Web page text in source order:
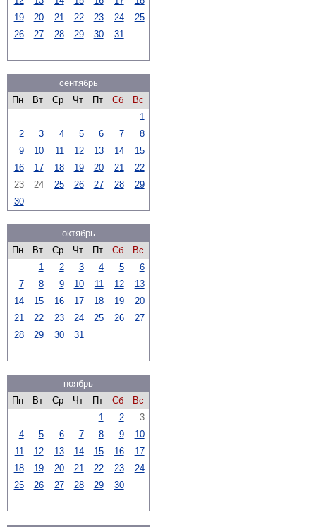
19
20 21 22 23 24
25
26
27 28 29 30 31
сентябрь
Пн
Вт Ср Чт Пт Сб
Вс
1
2
3 4 5 6 7
8
9
10 11 12 13 14
15
16
17 18 19 20 21
22
23
24 25 26 27 28
29
30
октябрь
Пн
Вт Ср Чт Пт Сб
Вс
1
2 3 4 5
6
7
8 9 10 11 12
13
14
15 16 17 18 19
20
21
22 23 24 25 26
27
28
29 30 31
ноябрь
Пн
Вт Ср Чт Пт Сб
Вс
1
2
3
4
5 6 7 8 9
10
11
12 13 14 15 16
17
18
19 20 21 22 23
24
25
26 27 28 29 30